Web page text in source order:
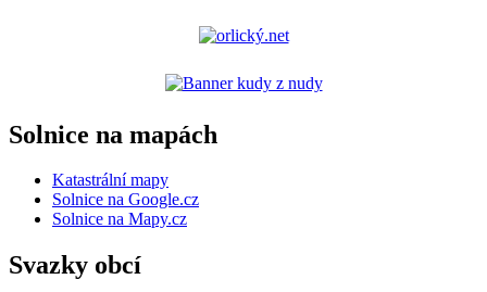
Solnice na mapách
Katastrální mapy
Solnice na Google.cz
Solnice na Mapy.cz
Svazky obcí